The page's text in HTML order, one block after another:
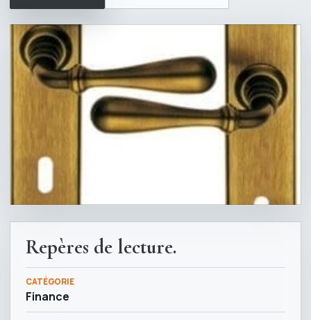
Repères de lecture.
CATÉGORIE
Finance